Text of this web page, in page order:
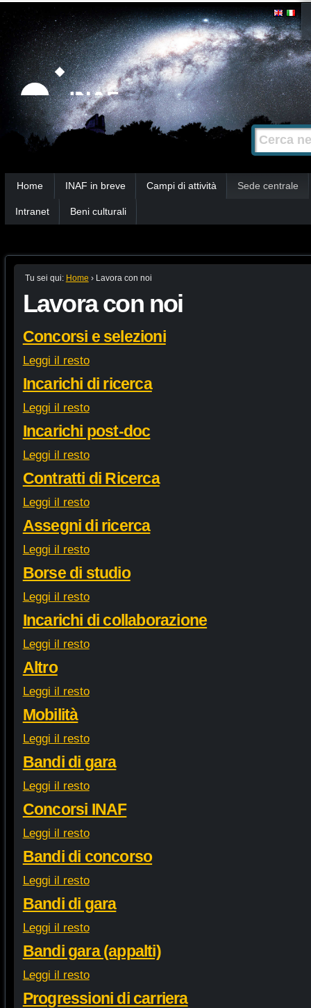
Strumenti
personali
Salta
contenuti.
|
Salta
alla
navigazione
Cerca nel
Ricerca
avanzata…
Home INAF in breve Campi di attività Sede centrale
Intranet Beni culturali
Tu sei qui: Home › Lavora con noi
Lavora con noi
Concorsi e selezioni
Leggi il resto
Incarichi di ricerca
Leggi il resto
Incarichi post-doc
Leggi il resto
Contratti di Ricerca
Leggi il resto
Assegni di ricerca
Leggi il resto
Borse di studio
Leggi il resto
Incarichi di collaborazione
Leggi il resto
Altro
Leggi il resto
Mobilità
Leggi il resto
Bandi di gara
Leggi il resto
Concorsi INAF
Leggi il resto
Bandi di concorso
Leggi il resto
Bandi di gara
Leggi il resto
Bandi gara (appalti)
Leggi il resto
Progressioni di carriera